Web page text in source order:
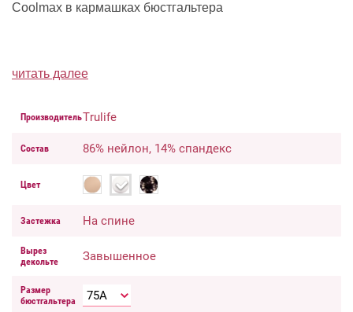
Coolmax в кармашках бюстгальтера
читать далее
ПроизводительTrulife
Состав 86% нейлон, 14% спандекс
Цвет
Застежка На спине
Вырез
декольте
Завышенное
Размер
бюстгальтера